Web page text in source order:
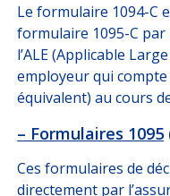
Le formulaire 1094-C
formulaire 1095-C par
l’ALE (Applicable
employeur qui
équivalent) au cours
– Formulaires 1095
Ces formulaires de
directement par